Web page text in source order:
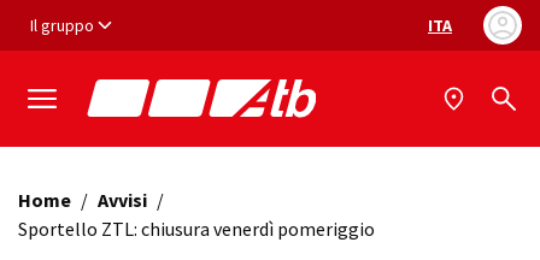
Vai ai contenuti
Vai al footer
Il gruppo Selezione
ITA
Home / Avvisi /
Sportello ZTL: chiusura venerdì pomeriggio